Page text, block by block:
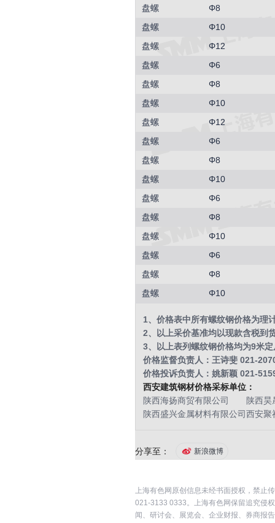
盘螺
Φ8
盘螺
Φ10
盘螺
Φ12
盘螺
Φ6
盘螺
Φ8
盘螺
Φ10
盘螺
Φ12
盘螺
Φ6
盘螺
Φ8
盘螺
Φ10
盘螺
Φ6
盘螺
Φ8
盘螺
Φ10
盘螺
Φ6
盘螺
Φ8
盘螺
Φ10
1、价格表中所有螺纹钢价格为理
2、以上采价基准均以现款含税到
3、以上表列螺纹钢价格均为9米
价格监督负责人：王诗斐 021-
价格投诉负责人：姚新颖 021-
西安建筑钢材价格采标单位：
陕西海扬商贸有限公司
陕西昊
陕西盛兴金属材料有限公司西安聚
分享至： 新浪微博
上海有色网原创信息未经书面授权，禁止
021-3133 0333。上海有色网保留追究侵
闻、研讨会、展览会、企业财报、券商报